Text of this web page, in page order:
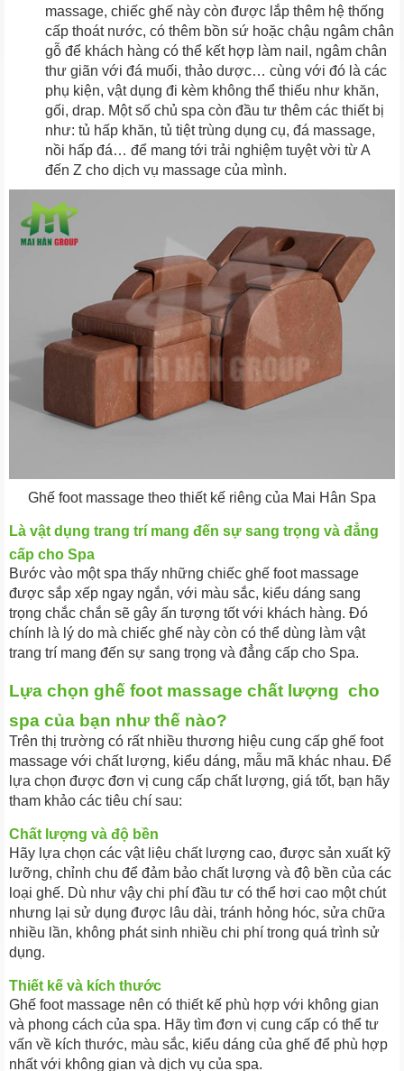
massage, chiếc ghế này còn được lắp thêm hệ thống
cấp thoát nước, có thêm bồn sứ hoặc chậu ngâm chân
gỗ để khách hàng có thể kết hợp làm nail, ngâm chân
thư giãn với đá muối, thảo dược… cùng với đó là các
phụ kiện, vật dụng đi kèm không thể thiếu như khăn,
gối, drap. Một số chủ spa còn đầu tư thêm các thiết bị
như: tủ hấp khăn, tủ tiệt trùng dụng cụ, đá massage,
nồi hấp đá… để mang tới trải nghiệm tuyệt vời từ A
đến Z cho dịch vụ massage của mình.
Ghế foot massage theo thiết kế riêng của Mai Hân Spa
Là vật dụng trang trí mang đến sự sang trọng và đẳng
cấp cho Spa
Bước vào một spa thấy những chiếc ghế foot massage
được sắp xếp ngay ngắn, với màu sắc, kiểu dáng sang
trọng chắc chắn sẽ gây ấn tượng tốt với khách hàng. Đó
chính là lý do mà chiếc ghế này còn có thể dùng làm vật
trang trí mang đến sự sang trọng và đẳng cấp cho Spa.
Lựa chọn ghế foot massage chất lượng cho
spa của bạn như thế nào?
Trên thị trường có rất nhiều thương hiệu cung cấp ghế foot
massage với chất lượng, kiểu dáng, mẫu mã khác nhau. Để
lựa chọn được đơn vị cung cấp chất lượng, giá tốt, bạn hãy
tham khảo các tiêu chí sau:
Chất lượng và độ bền
Hãy lựa chọn các vật liệu chất lượng cao, được sản xuất kỹ
lưỡng, chỉnh chu để đảm bảo chất lượng và độ bền của các
loại ghế. Dù như vậy chi phí đầu tư có thể hơi cao một chút
nhưng lại sử dụng được lâu dài, tránh hỏng hóc, sửa chữa
nhiều lần, không phát sinh nhiều chi phí trong quá trình sử
dụng.
Thiết kế và kích thước
Ghế foot massage nên có thiết kế phù hợp với không gian
và phong cách của spa. Hãy tìm đơn vị cung cấp có thể tư
vấn về kích thước, màu sắc, kiểu dáng của ghế để phù hợp
nhất với không gian và dịch vụ của spa.